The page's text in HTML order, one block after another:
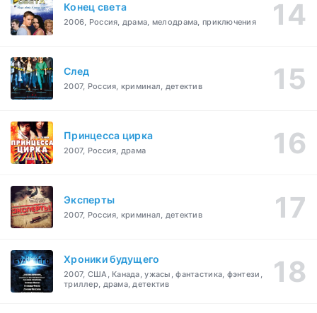
Конец света
2006, Россия, драма, мелодрама, приключения
След
2007, Россия, криминал, детектив
Принцесса цирка
2007, Россия, драма
Эксперты
2007, Россия, криминал, детектив
Хроники будущего
2007, США, Канада, ужасы, фантастика, фэнтези,
триллер, драма, детектив